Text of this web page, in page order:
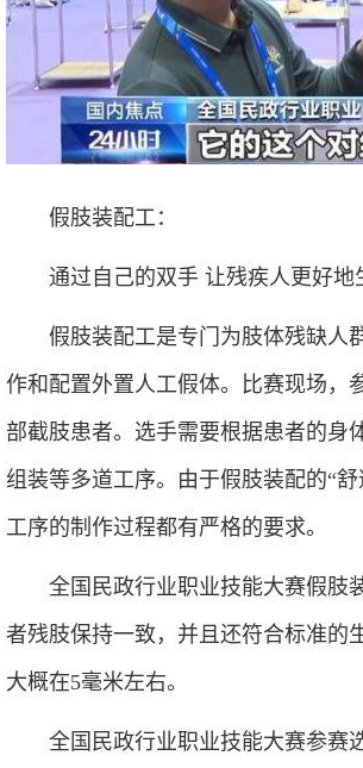
假肢装配工：
通过自己的双手 让残疾人更好地
假肢装配工是专门为肢体残缺人
作和配置外置人工假体。比赛现场，
部截肢患者。选手需要根据患者的身
组装等多道工序。由于假肢装配的“
工序的制作过程都有严格的要求。
全国民政行业职业技能大赛假肢
者残肢保持一致，并且还符合标准的
大概在5毫米左右。
全国民政行业职业技能大赛参赛